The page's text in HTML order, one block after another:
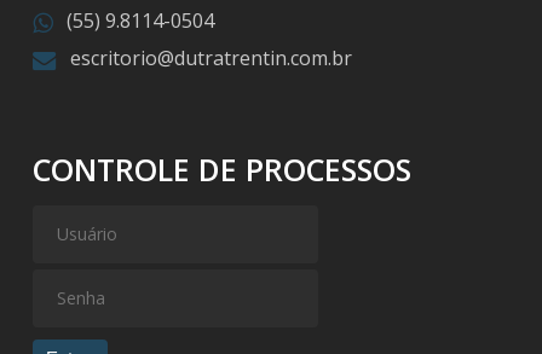
(55) 9.8114-0504
escritorio@dutratrentin.com.br
CONTROLE DE PROCESSOS